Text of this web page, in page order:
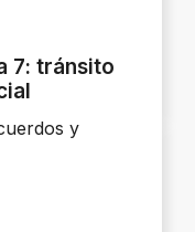
7: tránsito